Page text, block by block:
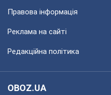
Правова інформація
Реклама на сайті
Редакційна політика
OBOZ.UA